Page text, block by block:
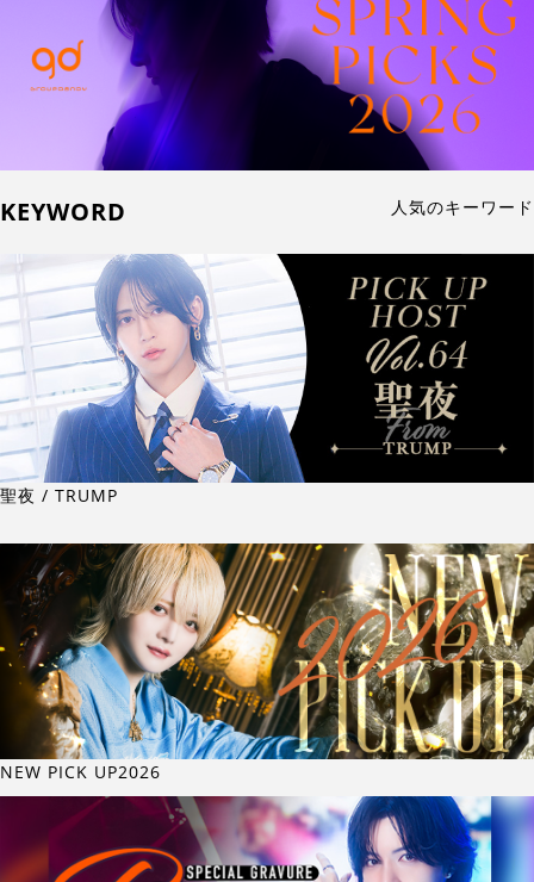
KEYWORD 人気のキーワード
聖夜 / TRUMP
NEW PICK UP2026